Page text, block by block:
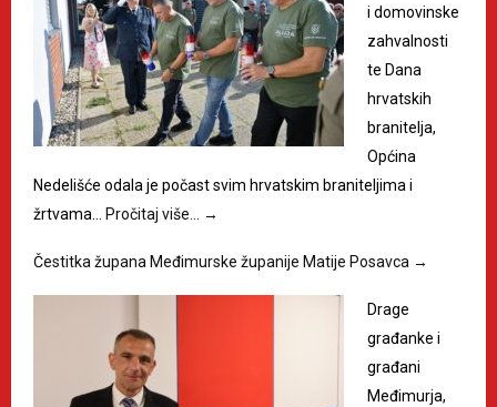
i domovinske
zahvalnosti
te Dana
hrvatskih
branitelja,
Općina
Nedelišće odala je počast svim hrvatskim braniteljima i
žrtvama… Pročitaj više… →
Čestitka župana Međimurske županije Matije Posavca →
Drage
građanke i
građani
Međimurja,